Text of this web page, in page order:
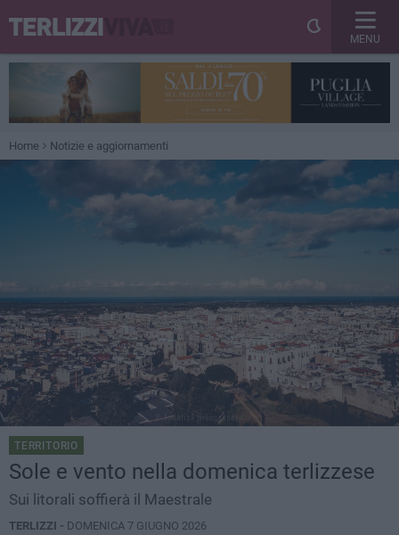
MENU
Home Notizie e aggiornamenti
TERRITORIO
Sole e vento nella domenica terlizzese
Sui litorali soffierà il Maestrale
TERLIZZI - DOMENICA 7 GIUGNO 2026